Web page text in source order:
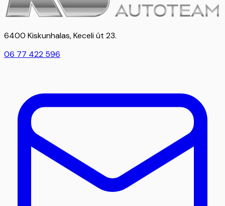
6400 Kiskunhalas, Keceli út 23.
06 77 422 596